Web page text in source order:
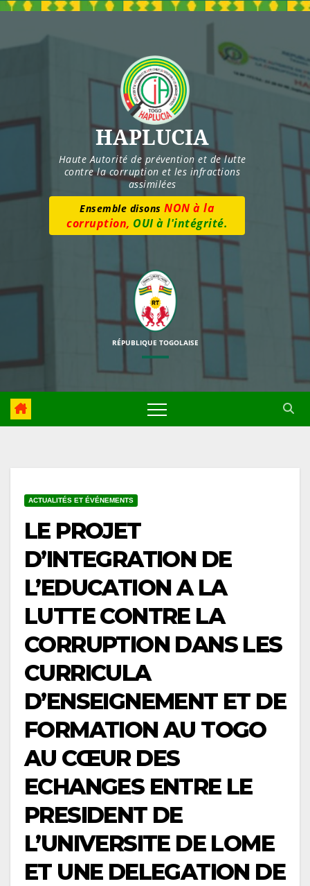
Skip
content
HAPLUCIA
Haute Autorité de prévention et de lutte
contre la corruption et les infractions
assimilées
Ensemble disonsNON à la
corruption, OUI à l'intégrité.
RÉPUBLIQUE TOGOLAISE
ACTUALITÉS ET ÉVÉNEMENTS
LE PROJET
D’INTEGRATION DE
L’EDUCATION A LA
LUTTE CONTRE LA
CORRUPTION DANS LES
CURRICULA
D’ENSEIGNEMENT ET DE
FORMATION AU TOGO
AU CŒUR DES
ECHANGES ENTRE LE
PRESIDENT DE
L’UNIVERSITE DE LOME
ET UNE DELEGATION DE